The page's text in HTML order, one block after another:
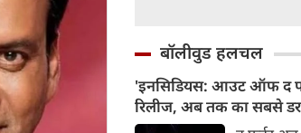
बॉलीवुड हलचल
'इनसिडियस: आउट ऑफ द
रिलीज, अब तक का सबसे
रही हॉरर फ्रैंचाइजी